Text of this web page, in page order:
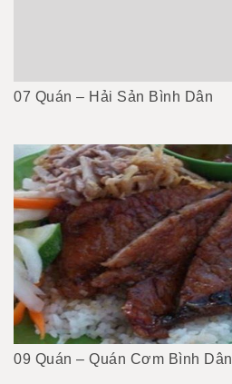
07 Quán – Hải Sản Bình Dân
09 Quán – Quán Cơm Bình Dân